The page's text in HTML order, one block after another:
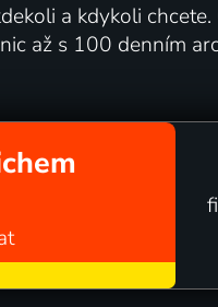
a kdykoli
až s 100 denním